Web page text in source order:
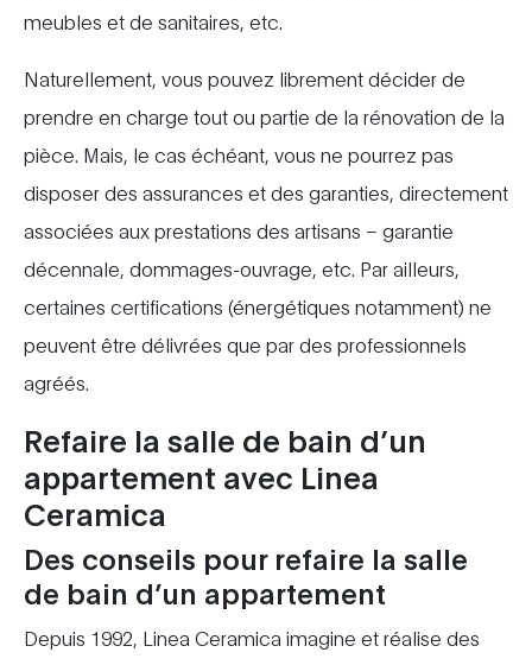
meubles et de sanitaires, etc.
Naturellement, vous pouvez librement décider de
prendre en charge tout ou partie de la rénovation de la
pièce. Mais, le cas échéant, vous ne pourrez pas
disposer des assurances et des garanties, directement
associées aux prestations des artisans – garantie
décennale, dommages-ouvrage, etc. Par ailleurs,
certaines certifications (énergétiques notamment) ne
peuvent être délivrées que par des professionnels
agréés.
Refaire la salle de bain d’un
appartement avec Linea
Ceramica
Des conseils pour refaire la salle
de bain d’un appartement
Depuis 1992, Linea Ceramica imagine et réalise des